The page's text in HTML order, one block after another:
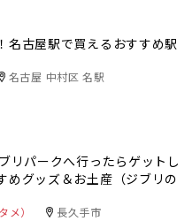
名古屋駅で買えるおすすめ駅
名古屋 中村区 名駅
リパークへ行ったらゲットし
めグッズ＆お土産（ジブリの
メ） 長久手市